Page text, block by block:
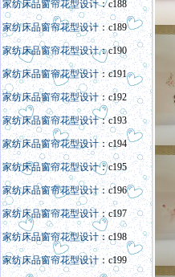
家纺床品窗帘花型设计：c188
家纺床品窗帘花型设计：c189
家纺床品窗帘花型设计：c190
家纺床品窗帘花型设计：c191
家纺床品窗帘花型设计：c192
家纺床品窗帘花型设计：c193
家纺床品窗帘花型设计：c194
家纺床品窗帘花型设计：c195
家纺床品窗帘花型设计：c196
家纺床品窗帘花型设计：c197
家纺床品窗帘花型设计：c198
家纺床品窗帘花型设计：c199